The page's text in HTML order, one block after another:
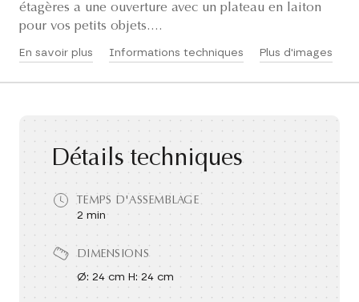
étagères a une ouverture avec un plateau en laiton
pour vos petits objets....
En savoir plus Informations techniques Plus d'images
Détails techniques
TEMPS D'ASSEMBLAGE
2 min
DIMENSIONS
Ø: 24 cm H: 24 cm